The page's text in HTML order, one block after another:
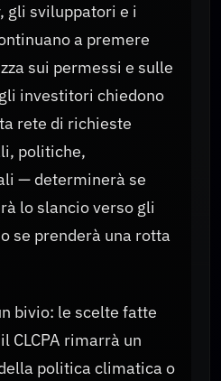
gli sviluppatori e i
a premere
sui permessi e sulle
investitori chiedono
rete di richieste
politiche,
— determinerà se
lo slancio verso gli
se prenderà una rotta
bivio: le scelte fatte
CLCPA rimarrà un
politica climatica o